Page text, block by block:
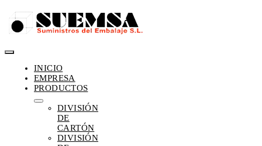
al
contenido
Toggle
Navigation
INICIO
EMPRESA
PRODUCTOS
DIVISIÓN
DE
CARTÓN
DIVISIÓN